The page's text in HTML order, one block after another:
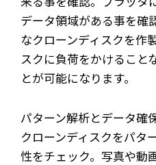
データ領域がある事を確
なクローンディスクを作
スクに負荷をかけること
とが可能になります。
パターン解析とデータ確
クローンディスクをパタ
性をチェック。写真や動